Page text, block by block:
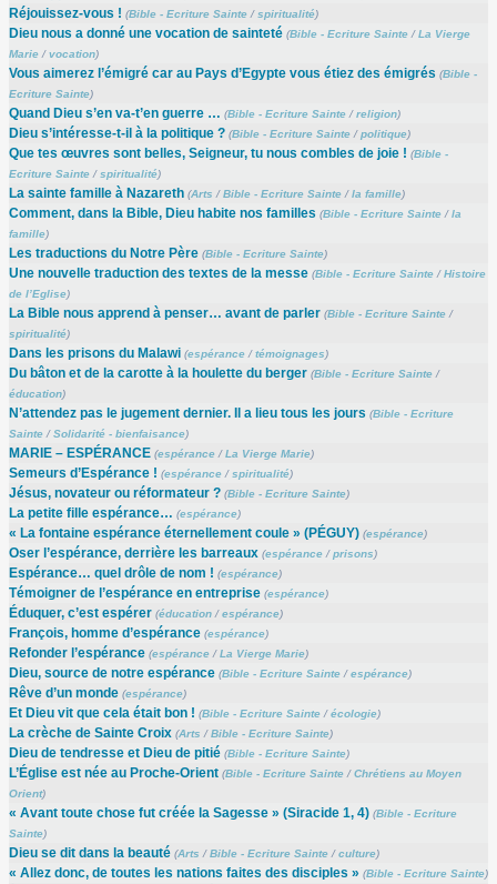
Réjouissez-vous ! (Bible - Ecriture Sainte/ spiritualité)
Dieu nous a donné une vocation de sainteté (Bible - Ecriture Sainte/La Vierge
Marie/vocation)
Vous aimerez l’émigré car au Pays d’Egypte vous étiez des émigrés (Bible -
Ecriture Sainte)
Quand Dieu s’en va-t’en guerre … (Bible - Ecriture Sainte/religion)
Dieu s’intéresse-t-il à la politique ? (Bible - Ecriture Sainte/politique)
Que tes œuvres sont belles, Seigneur, tu nous combles de joie ! (Bible -
Ecriture Sainte/spiritualité)
La sainte famille à Nazareth (Arts /Bible - Ecriture Sainte/la famille)
Comment, dans la Bible, Dieu habite nos familles (Bible - Ecriture Sainte/la
famille)
Les traductions du Notre Père (Bible - Ecriture Sainte)
Une nouvelle traduction des textes de la messe (Bible - Ecriture Sainte/Histoire
de l’Eglise)
La Bible nous apprend à penser… avant de parler (Bible - Ecriture Sainte/
spiritualité)
Dans les prisons du Malawi (espérance/témoignages)
Du bâton et de la carotte à la houlette du berger (Bible - Ecriture Sainte/
éducation)
N’attendez pas le jugement dernier. Il a lieu tous les jours (Bible - Ecriture
Sainte/Solidarité - bienfaisance)
MARIE – ESPÉRANCE (espérance/La Vierge Marie)
Semeurs d’Espérance ! (espérance/spiritualité)
Jésus, novateur ou réformateur ? (Bible - Ecriture Sainte)
La petite fille espérance… (espérance)
« La fontaine espérance éternellement coule » (PÉGUY) (espérance)
Oser l’espérance, derrière les barreaux (espérance/prisons)
Espérance… quel drôle de nom ! (espérance)
Témoigner de l’espérance en entreprise (espérance)
Éduquer, c’est espérer (éducation/espérance)
François, homme d’espérance (espérance)
Refonder l’espérance (espérance/La Vierge Marie)
Dieu, source de notre espérance (Bible - Ecriture Sainte/espérance)
Rêve d’un monde (espérance)
Et Dieu vit que cela était bon ! (Bible - Ecriture Sainte/écologie)
La crèche de Sainte Croix (Arts /Bible - Ecriture Sainte)
Dieu de tendresse et Dieu de pitié (Bible - Ecriture Sainte)
L’Église est née au Proche-Orient (Bible - Ecriture Sainte/Chrétiens au Moyen
Orient)
« Avant toute chose fut créée la Sagesse » (Siracide 1, 4) (Bible - Ecriture
Sainte)
Dieu se dit dans la beauté (Arts /Bible - Ecriture Sainte/culture)
« Allez donc, de toutes les nations faites des disciples » (Bible - Ecriture Sainte)